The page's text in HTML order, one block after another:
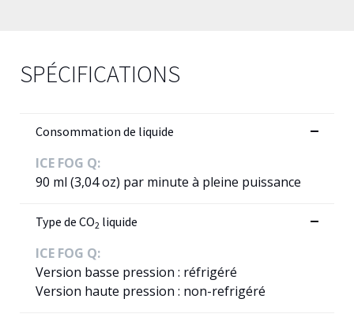
SPÉCIFICATIONS
Consommation de liquide
ICE FOG Q:
90 ml (3,04 oz) par minute à pleine puissance
Type de CO2 liquide
ICE FOG Q:
Version basse pression : réfrigéré
Version haute pression : non-refrigéré